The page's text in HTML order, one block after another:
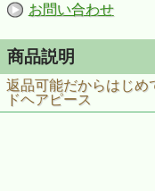
お問い合わせ
商品説明
返品可能だからはじめ
ドヘアピース